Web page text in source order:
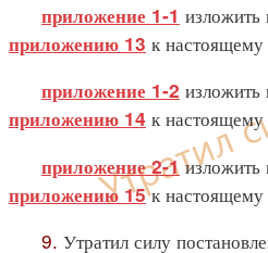
приложение 1-1 изложить
приложению 13 к
приложение 1-2 изложить
приложению 14 к
приложение 2-1изложить
приложению 15к настоящему
9. Утратил силу